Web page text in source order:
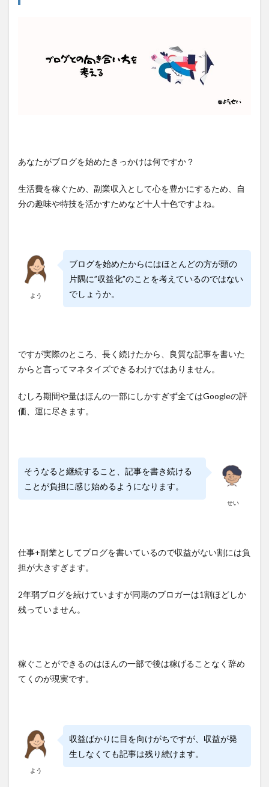
あなたがブログを始めたきっかけは何ですか？
生活費を稼ぐため、副業収入として心を豊かにするため、自
分の趣味や特技を活かすためなど十人十色ですよね。
よう
ブログを始めたからにはほとんどの方が頭の
片隅に”収益化”のことを考えているのではない
でしょうか。
ですが実際のところ、長く続けたから、良質な記事を書いた
からと言ってマネタイズできるわけではありません。
むしろ期間や量はほんの一部にしかすぎず全てはGoogleの評
価、運に尽きます。
せい
そうなると継続すること、記事を書き続ける
ことが負担に感じ始めるようになります。
仕事+副業としてブログを書いているので収益がない割には負
担が大きすぎます。
2年弱ブログを続けていますが同期のブロガーは1割ほどしか
残っていません。
稼ぐことができるのはほんの一部で後は稼げることなく辞め
てくのが現実です。
よう
収益ばかりに目を向けがちですが、収益が発
生しなくても記事は残り続けます。